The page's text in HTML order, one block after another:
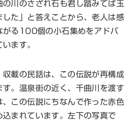
川のさざれ石も君し踏みてば玉
した」と答えことから、老人は感
がる100個の小石集めをアドバ
ます。
載の民話は、この伝説が再構成
。温泉街の近く、千曲川を渡す
、この伝説にちなんで作った赤色
まれています。左下の写真で